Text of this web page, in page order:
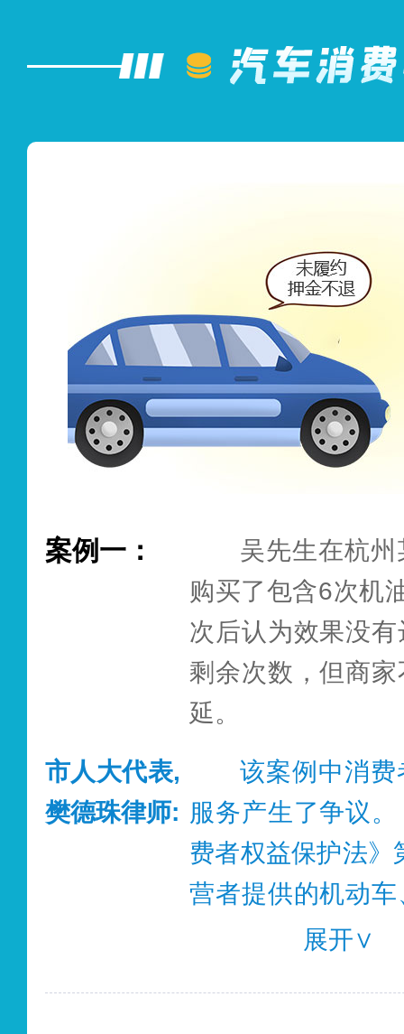
平台并且凭消费
费凭证的金额，
的。第十一条规
供商品或者服务
还预付款余额，
消费者已享受的
布告示，并以电
形式告知消费者
预付款余额。经
承受其权利义务
有预付凭证的消
务，不得对消费
损消费者的权利
款余额的，经营
款之日起五日内予
要求商家退回预付
案例一：
吴先生在杭
购买了包含6次机
次后认为效果没
剩余次数，但商
延。
市人大代表,
樊德珠律师:
该案例中消
服务产生了争议
费者权益保护法》
营者提供的机动
电冰箱、空调器
展开∨